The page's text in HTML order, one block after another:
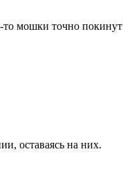
то мошки точно покинут
оставаясь на них.